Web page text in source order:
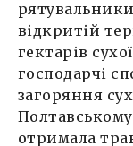
відкритій
гектарів
господарчі
загоряння
отримала